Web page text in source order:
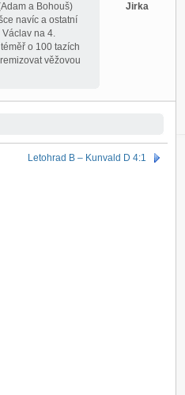
Jirka
a Bohouš)
navíc a ostatní
na 4.
o 100 tazích
věžovou
Letohrad B – Kunvald D 4:1